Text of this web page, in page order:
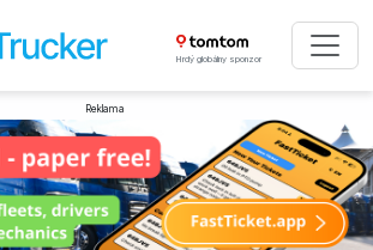
Hrdý globálny sponzor
Reklama